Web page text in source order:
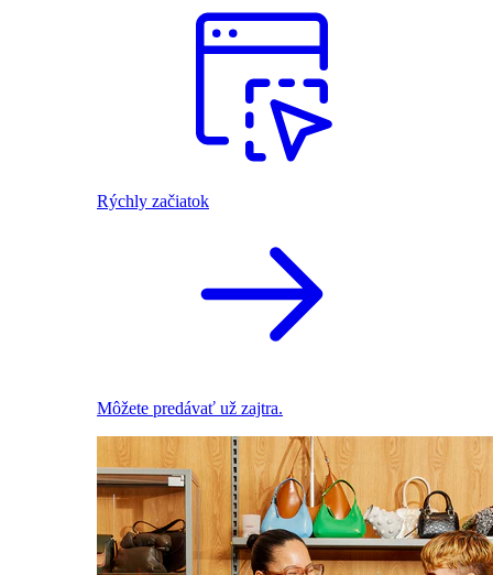
Rýchly začiatok
Môžete predávať už zajtra.